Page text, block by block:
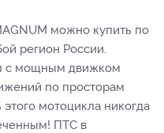
можно купить по
регион России.
с мощным движком
по просторам
мотоцикла никогда
ПТС в